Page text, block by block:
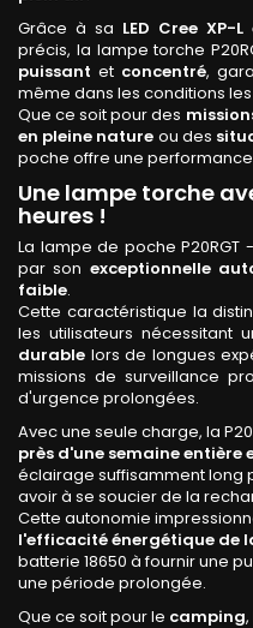
Grâce à sa LED Cree
précis, la lampe torche
puissant et concentré,
même dans les conditions
Que ce soit pour des
en pleine nature ou des
poche offre une
Une lampe torche
heures !
La lampe de poche P20RGT
par son exceptionnelle
faible.
Cette caractéristique la
les utilisateurs nécessitant
durable lors de longues
missions de surveillance
d'urgence prolongées.
Avec une seule charge, la
près d'une semaine entière
éclairage suffisamment long
avoir à se soucier de la
Cette autonomie
l'efficacité énergétique de
batterie 18650 à fournir une
une période prolongée.
Que ce soit pour le camping